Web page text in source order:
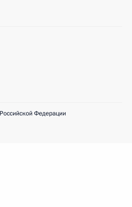
Федерации